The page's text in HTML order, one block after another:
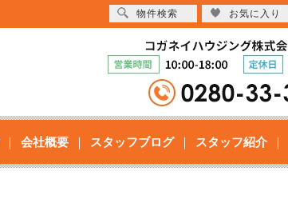
会社概要 スタッフブログ スタッフ紹介
物件検索 お気に入り